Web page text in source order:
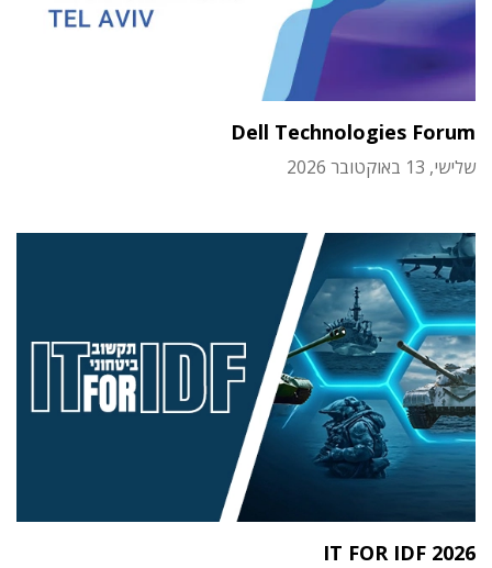
Dell Technologies Forum
שלישי, 13 באוקטובר 2026
IT FOR IDF 2026